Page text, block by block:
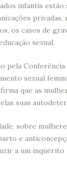
infantis
os casos de
sexual.
sexual
que as
suas
sobre
e
a um